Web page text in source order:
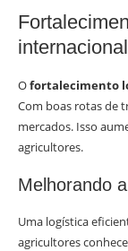
internacional
Ofortalecimento
Com boas rotas de
mercados. Isso
agricultores.
Melhorando
Uma logística
agricultores